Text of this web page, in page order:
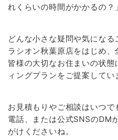
れくらいの時間がかかるの？」
どんな小さな疑問や気にな
ラシオン秋葉原店をはじめ、
皆様の大切なお住まいの状
ィングプランをご提案してい
お見積もりやご相談はいつ
電話、または公式SNSのDM
がけくださいね。